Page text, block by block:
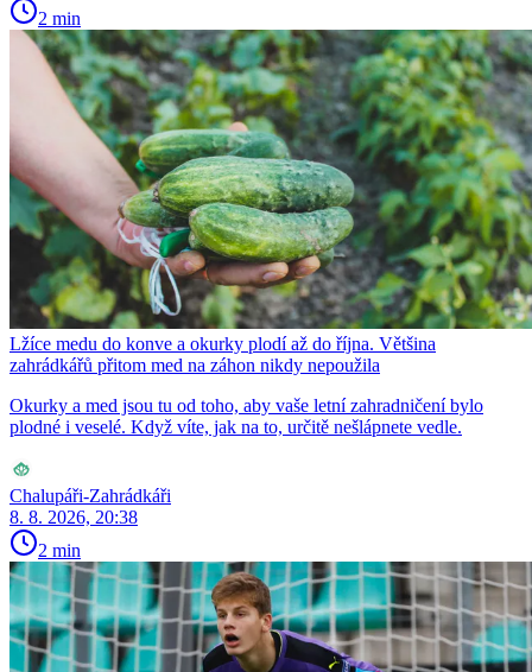
2 min
Lžíce medu do konve a okurky plodí až do října. Většina
zahrádkářů přitom med na záhon nikdy nepoužila
Okurky a med jsou tu od toho, aby vaše letní zahradničení bylo
plodné i veselé. Když víte, jak na to, určitě nešlápnete vedle.
Chalupáři-Zahrádkáři
8. 8. 2026, 20:38
2 min